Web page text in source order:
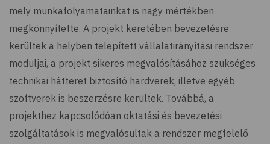
mely munkafolyamatainkat is nagy mértékben
megkönnyítette. A projekt keretében bevezetésre
kerültek a helyben telepített vállalatirányítási rendszer
moduljai, a projekt sikeres megvalósításához szükséges
technikai hátteret biztosító hardverek, illetve egyéb
szoftverek is beszerzésre kerültek. Továbbá, a
projekthez kapcsolódóan oktatási és bevezetési
szolgáltatások is megvalósultak a rendszer megfelelő